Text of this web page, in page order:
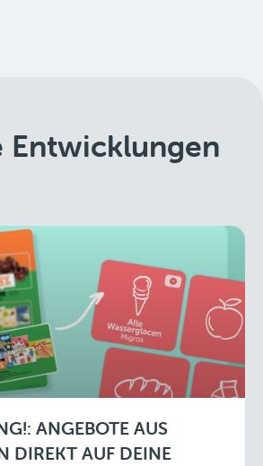
Entwicklungen
ANGEBOTE AUS
DIREKT AUF DEINE